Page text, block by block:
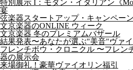
特別展示 I：モダン・イタリアン《
宴
弦楽器スタートアップ・キャンペーン
文京楽器のONLINE ウィーク
文京楽器 冬のプレミアムバザール
結果発表〜あなたが選ぶ"美音"ヴァ
フレンチボウ・クロニクル 〜フレン
器の展示会
来場御礼！豪華ヴァイオリン福引